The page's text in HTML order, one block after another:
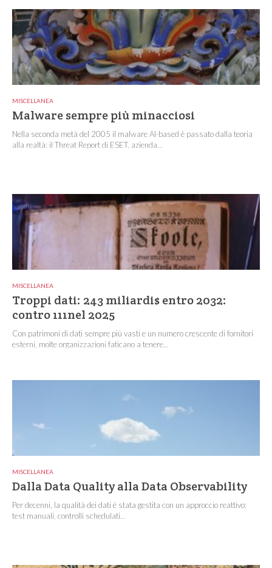
MISCELLANEA
Malware sempre più minacciosi
Nella seconda metà del 2005 il malware AI-based è passato dalla teoria
alla realtà: il Threat Report di ESET, azienda...
MISCELLANEA
Troppi dati: 243 miliardi$ entro 2032:
contro 111nel 2025
Con patrimoni di dati sempre più vasti e un numero crescente di fornitori
esterni, molte organizzazioni faticano a tenere...
MISCELLANEA
Dalla Data Quality alla Data Observability
Per decenni, la qualità dei dati è stata gestita con un approccio reattivo:
test manuali, controlli schedulati...